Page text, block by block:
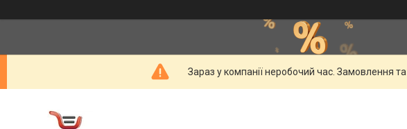
Зараз у компанії неробочий час. Замовлення